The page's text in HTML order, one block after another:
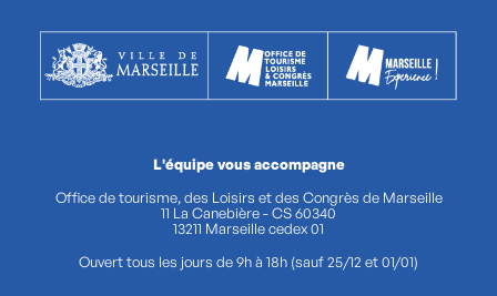
L'équipe vous accompagne
Office de tourisme, des Loisirs et des Congrès de Marseille
11 La Canebière - CS 60340
13211 Marseille cedex 01
Ouvert tous les jours de 9h à 18h (sauf 25/12 et 01/01)